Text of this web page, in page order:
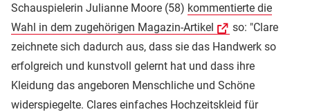
Schauspielerin Julianne Moore (58) kommentierte die
Wahl in dem zugehörigen Magazin-Artikel
so: "Clare
zeichnete sich dadurch aus, dass sie das Handwerk so
erfolgreich und kunstvoll gelernt hat und dass ihre
Kleidung das angeboren Menschliche und Schöne
widerspiegelte. Clares einfaches Hochzeitskleid für